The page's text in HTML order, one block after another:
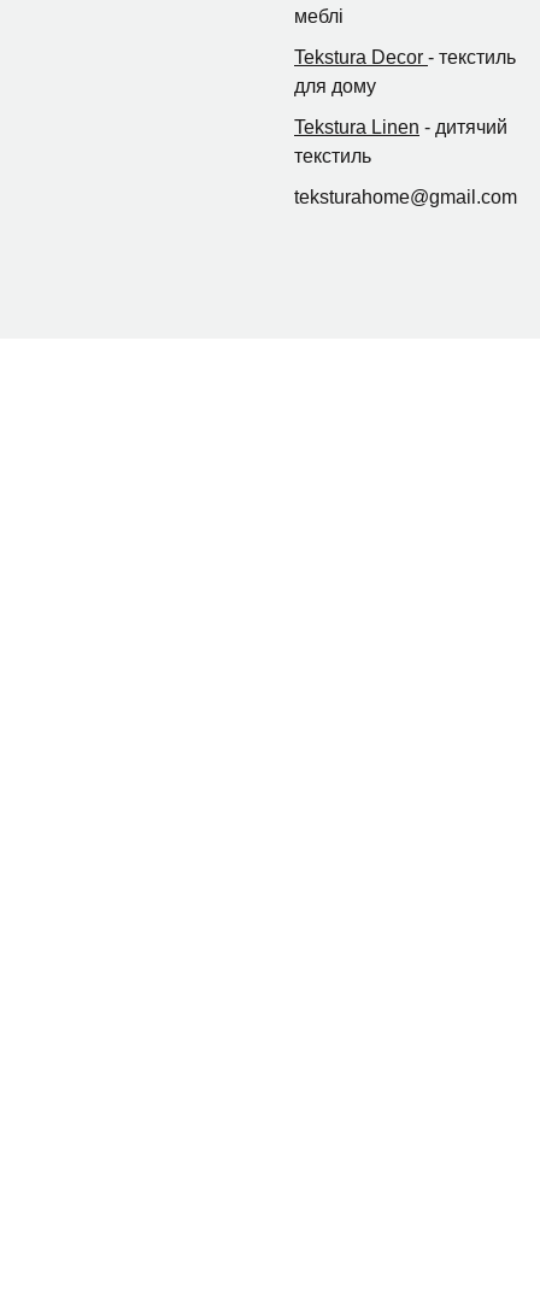
меблі
Tekstura Decor - текстиль
для дому
Tekstura Linen - дитячий
текстиль
teksturahome@gmail.com